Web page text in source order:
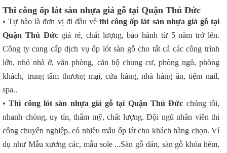
Thi công ốp lát sàn nhựa giả gỗ tại Quận Thủ Đức
• Tự hào là đơn vị đi đầu vềthi công ốp lát sàn nhựa giả gỗ tại
Quận Thủ Đứcgiá rẻ, chất lượng, bảo hành từ 5 năm trở lên.
Công ty cung cấp dịch vụ ốp lót sàn gỗ cho tất cả các công trình
lớn, nhỏ nhà ở, văn phòng, căn hộ chung cư, phòng ngủ, phòng
khách, trung tâm thương mại, cửa hàng, nhà hàng ăn, tiệm nail,
spa..
•Thi công lót sàn nhựa giả gỗ tại Quận Thủ Đức chúng tôi,
nhanh chóng, uy tín, thẩm mỹ, chất lượng. Đội ngũ nhân viên thi
công chuyên nghiệp, có nhiều mẫu ốp lát cho khách hàng chọn. Ví
dụ như Mẫu xương các, mẫu sole ...Sàn gỗ dán, sàn gỗ khóa hèm,